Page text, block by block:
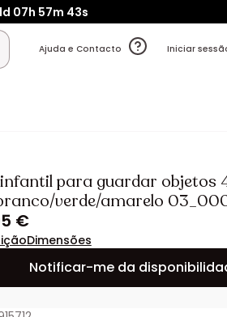
07h 57m 41s
Ajuda e Contacto Iniciar
para guardar objetos
verde/amarelo
€
Dimensões
Notificar-me da